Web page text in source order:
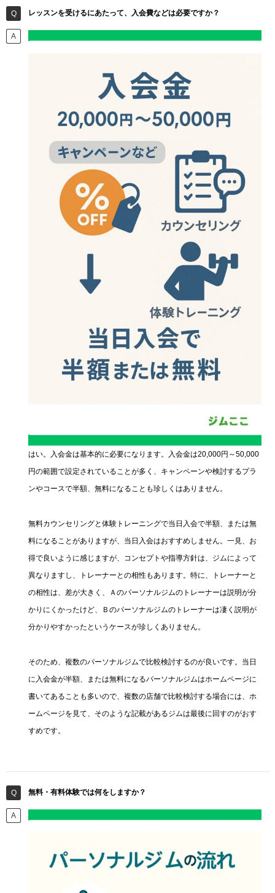
レッスンを受けるにあたって、入会費などは必要ですか？
はい。入会金は基本的に必要になります。入会金は20,000円～50,000
円の範囲で設定されていることが多く、キャンペーンや検討するプラ
ンやコースで半額、無料になることも珍しくはありません。
無料カウンセリングと体験トレーニングで当日入会で半額、または無
料になることがありますが、当日入会はおすすめしません。一見、お
得で良いように感じますが、コンセプトや指導方針は、ジムによって
異なりますし、トレーナーとの相性もあります。特に、トレーナーと
の相性は、差が大きく、Ａのパーソナルジムのトレーナーは説明が分
かりにくかったけど、Ｂのパーソナルジムのトレーナーは凄く説明が
分かりやすかったというケースが珍しくありません。
そのため、複数のパーソナルジムで比較検討するのが良いです。当日
に入会金が半額、または無料になるパーソナルジムはホームページに
書いてあることも多いので、複数の店舗で比較検討する場合には、ホ
ームページを見て、そのような記載があるジムは最後に回すのがおす
すめです。
無料・有料体験では何をしますか？